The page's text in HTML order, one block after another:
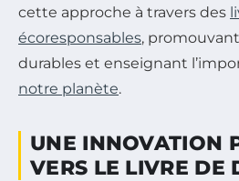
cette approche à travers des
écoresponsables,
durables et enseignant
notre planète.
UNE INNOVATION
VERS LE LIVRE DE